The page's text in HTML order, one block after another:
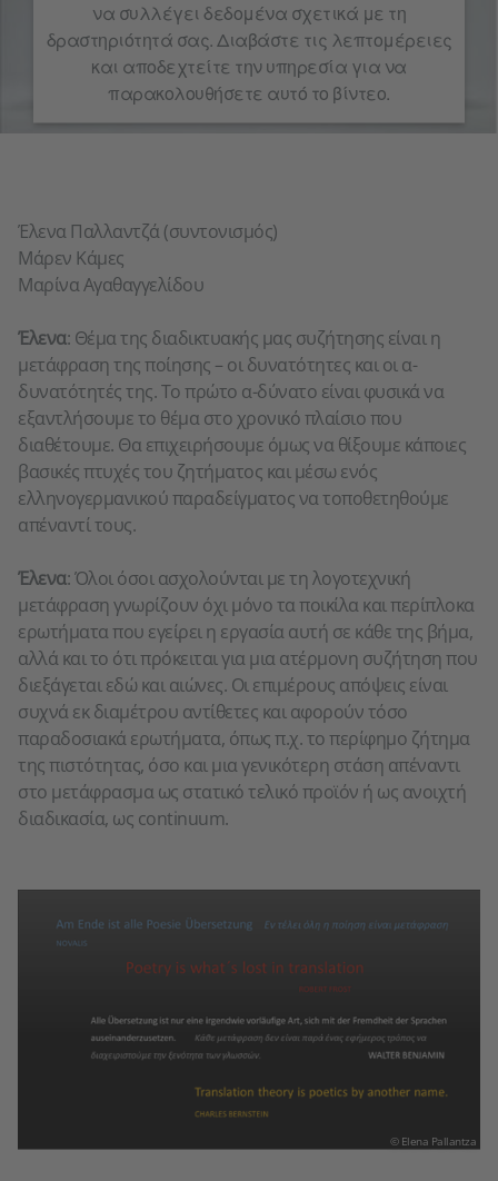
να συλλέγει δεδομένα σχετικά με τη
δραστηριότητά σας. Διαβάστε τις λεπτομέρειες
και αποδεχτείτε την υπηρεσία για να
παρακολουθήσετε αυτό το βίντεο.
Έλενα Παλλαντζά (συντονισμός)
Μάρεν Κάμες
Μαρίνα Αγαθαγγελίδου
Έλενα: Θέμα της διαδικτυακής μας συζήτησης είναι η
μετάφραση της ποίησης – οι δυνατότητες και οι α-
δυνατότητές της. Το πρώτο α-δύνατο είναι φυσικά να
εξαντλήσουμε το θέμα στο χρονικό πλαίσιο που
διαθέτουμε. Θα επιχειρήσουμε όμως να θίξουμε κάποιες
βασικές πτυχές του ζητήματος και μέσω ενός
ελληνογερμανικού παραδείγματος να τοποθετηθούμε
απέναντί τους.
Έλενα: Όλοι όσοι ασχολούνται με τη λογοτεχνική
μετάφραση γνωρίζουν όχι μόνο τα ποικίλα και περίπλοκα
ερωτήματα που εγείρει η εργασία αυτή σε κάθε της βήμα,
αλλά και το ότι πρόκειται για μια ατέρμονη συζήτηση που
διεξάγεται εδώ και αιώνες. Οι επιμέρους απόψεις είναι
συχνά εκ διαμέτρου αντίθετες και αφορούν τόσο
παραδοσιακά ερωτήματα, όπως π.χ. το περίφημο ζήτημα
της πιστότητας, όσο και μια γενικότερη στάση απέναντι
στο μετάφρασμα ως στατικό τελικό προϊόν ή ως ανοιχτή
διαδικασία, ως continuum.
© Elena Pallantza